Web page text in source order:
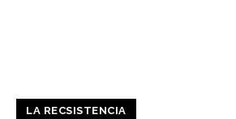
LA RECSISTENCIA